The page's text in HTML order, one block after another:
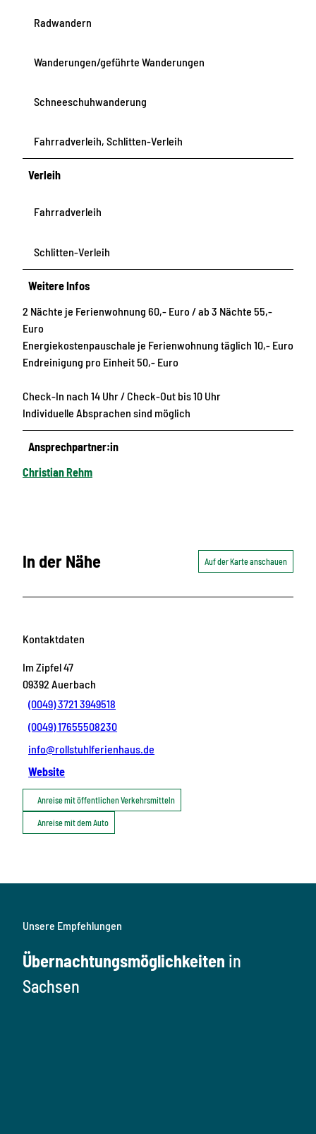
Radwandern
Wanderungen/geführte Wanderungen
Schneeschuhwanderung
Fahrradverleih, Schlitten-Verleih
Verleih
Fahrradverleih
Schlitten-Verleih
Weitere Infos
2 Nächte je Ferienwohnung 60,- Euro / ab 3 Nächte 55,-
Euro
Energiekostenpauschale je Ferienwohnung täglich 10,- Euro
Endreinigung pro Einheit 50,- Euro
Check-In nach 14 Uhr / Check-Out bis 10 Uhr
Individuelle Absprachen sind möglich
Ansprechpartner:in
Christian Rehm
In der Nähe Auf der Karte anschauen
Kontaktdaten
Im Zipfel 47
09392 Auerbach
(0049) 3721 3949518
(0049) 17655508230
info@rollstuhlferienhaus.de
Website
Anreise mit öffentlichen Verkehrsmitteln
Anreise mit dem Auto
Unsere Empfehlungen
Übernachtungsmöglichkeiten in
Sachsen